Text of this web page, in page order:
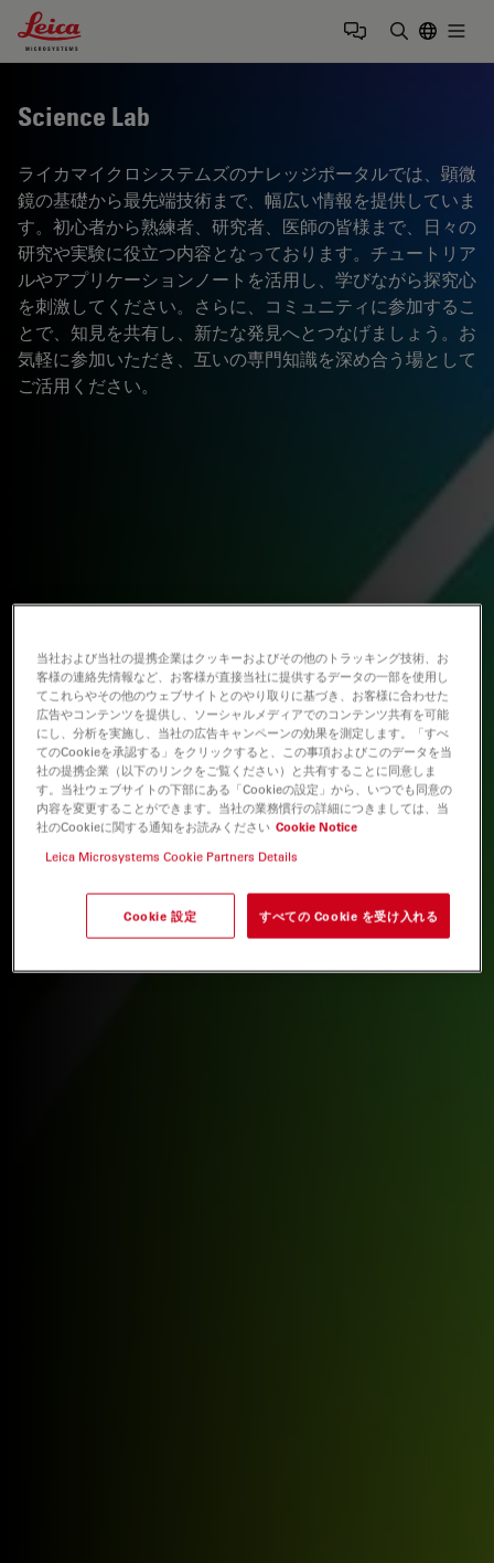
Leica Microsystems Logo
Science Lab
ライカマイクロシステムズのナレッジポータルでは、顕微
鏡の基礎から最先端技術まで、幅広い情報を提供していま
す。初心者から熟練者、研究者、医師の皆様まで、日々の
研究や実験に役立つ内容となっております。チュートリア
ルやアプリケーションノートを活用し、学びながら探究心
を刺激してください。さらに、コミュニティに参加するこ
とで、知見を共有し、新たな発見へとつなげましょう。お
気軽に参加いただき、互いの専門知識を深め合う場として
ご活用ください。
当社および当社の提携企業はクッキーおよびその他のトラッキング技術、お
客様の連絡先情報など、お客様が直接当社に提供するデータの一部を使用し
てこれらやその他のウェブサイトとのやり取りに基づき、お客様に合わせた
広告やコンテンツを提供し、ソーシャルメディアでのコンテンツ共有を可能
にし、分析を実施し、当社の広告キャンペーンの効果を測定します。「すべ
てのCookieを承認する」をクリックすると、この事項およびこのデータを当
社の提携企業（以下のリンクをご覧ください）と共有することに同意しま
す。当社ウェブサイトの下部にある「Cookieの設定」から、いつでも同意の
内容を変更することができます。当社の業務慣行の詳細につきましては、当
社のCookieに関する通知をお読みください Cookie Notice
Leica Microsystems Cookie Partners Details
Cookie 設定 すべての Cookie を受け入れる